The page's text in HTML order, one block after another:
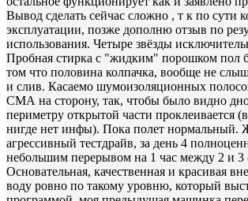
Вывод сделать сейчас сложно , т к по сути
эксплуатации, позже дополню отзыв по
использования. Четыре звёзды
Пробная стирка с "жидким" порошком пол
том что половина колпачка, вообще не
и слив. Касаемо шумоизоляционных
СМА на сторону, так, чтобы было видно
периметру открытой части проклеивается
нигде нет инфы). Пока полет нормальный.
агрессивный тестдрайв, за день 4
небольшим перерывом на 1 час между 2 и 3
Основательная, качественная и красивая
воду ровно по такому уровню, который